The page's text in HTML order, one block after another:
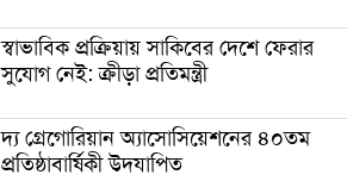
স্বাভাবিক প্রক্রিয়ায় সাকিবের দেশে ফেরার
সুযোগ নেই: ক্রীড়া প্রতিমন্ত্রী
দ্য গ্রেগোরিয়ান অ্যাসোসিয়েশনের ৪০তম
প্রতিষ্ঠাবার্ষিকী উদযাপিত